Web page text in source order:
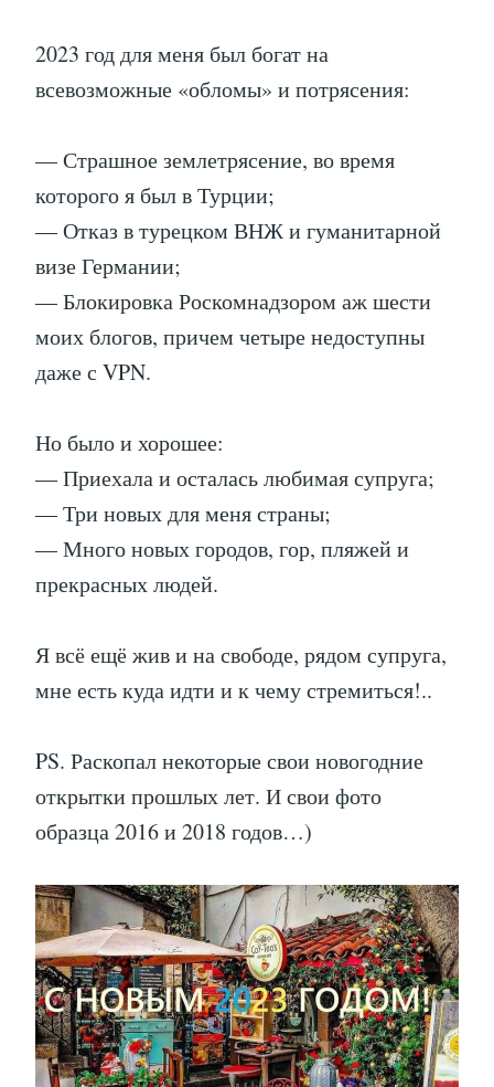
2023 год для меня был богат на
всевозможные «обломы» и потрясения:
— Страшное землетрясение, во время
которого я был в Турции;
— Отказ в турецком ВНЖ и гуманитарной
визе Германии;
— Блокировка Роскомнадзором аж шести
моих блогов, причем четыре недоступны
даже с VPN.
Но было и хорошее:
— Приехала и осталась любимая супруга;
— Три новых для меня страны;
— Много новых городов, гор, пляжей и
прекрасных людей.
Я всё ещё жив и на свободе, рядом супруга,
мне есть куда идти и к чему стремиться!..
PS. Раскопал некоторые свои новогодние
открытки прошлых лет. И свои фото
образца 2016 и 2018 годов…)